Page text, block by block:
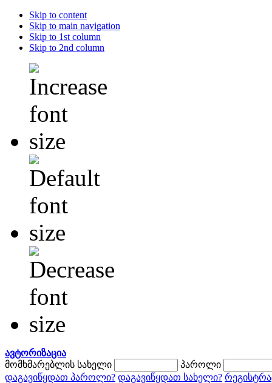
Skip to content
Skip to main navigation
Skip to 1st column
Skip to 2nd column
ავტორიზაცია
მომხმარებლის სახელი
პაროლი
დაგავიწყდათ პაროლი? დაგავიწყდათ სახელი?